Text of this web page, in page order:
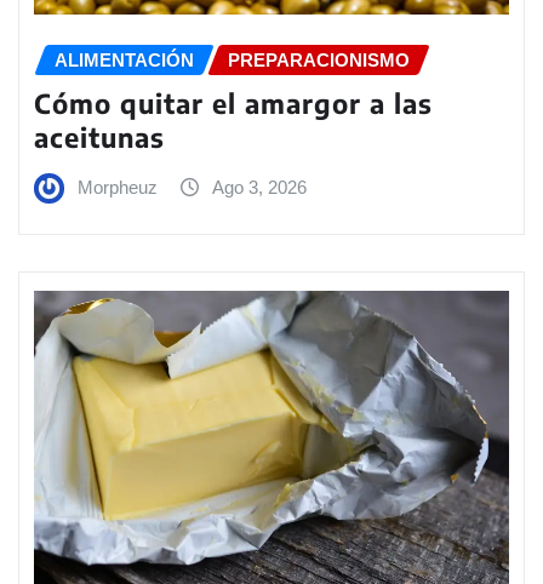
ALIMENTACIÓN PREPARACIONISMO
Cómo quitar el amargor a las
aceitunas
Morpheuz Ago 3, 2026